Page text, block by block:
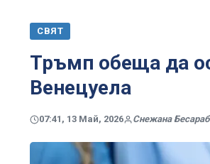
СВЯТ
Тръмп обеща да
Венецуела
07:41, 13 Май, 2026 Снежана